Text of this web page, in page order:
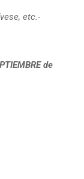
etc.-
de